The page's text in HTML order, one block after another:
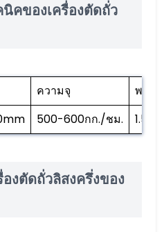
นิคของเครื่องตัดถั่ว
ความจุ
พลัง
500-600กก./ชม. 1.5กิ
งตัดถั่วลิสงครึ่งของ